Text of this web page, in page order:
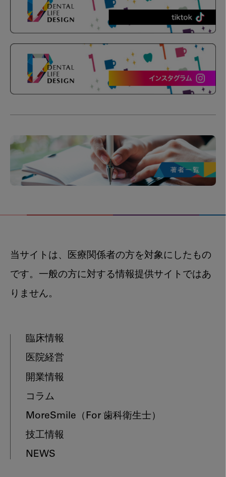
当サイトは、医療関係者の方を対象にしたもの
です。一般の方に対する情報提供サイトではあ
りません。
臨床情報
医院経営
開業情報
コラム
MoreSmile （For 歯科衛生士）
技工情報
NEWS